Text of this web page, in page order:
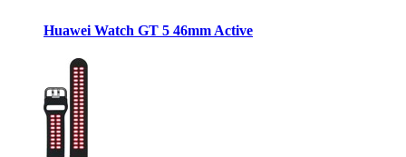
Huawei Watch GT 5 46mm Active